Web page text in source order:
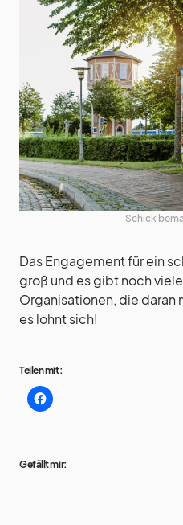
Schick
Das Engagement für ein
groß und es gibt noch
Organisationen, die daran
es lohnt sich!
Teilen mit:
Gefällt mir: